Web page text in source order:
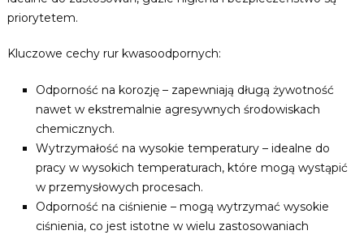
priorytetem.
Kluczowe cechy rur kwasoodpornych:
Odporność na korozję – zapewniają długą żywotność
nawet w ekstremalnie agresywnych środowiskach
chemicznych.
Wytrzymałość na wysokie temperatury – idealne do
pracy w wysokich temperaturach, które mogą wystąpić
w przemysłowych procesach.
Odporność na ciśnienie – mogą wytrzymać wysokie
ciśnienia, co jest istotne w wielu zastosowaniach